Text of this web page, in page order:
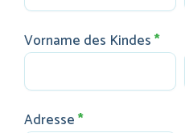
Vorname des Kindes*
Adresse*